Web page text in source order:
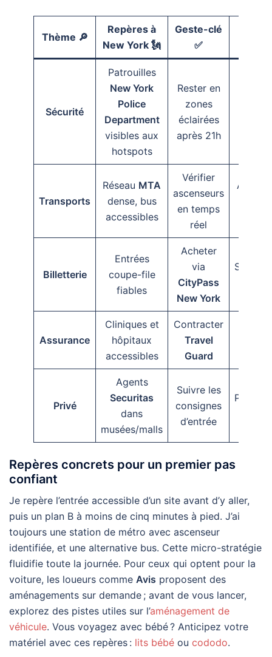
Thème 🔎
Repères à
New York 🗽
Geste-clé
✅
Sécurité
Patrouilles
New York
Police
Department
visibles aux
hotspots
Rester en
zones
éclairées
après 21h
Transports
Réseau MTA
dense, bus
accessibles
Vérifier
ascenseurs
en temps
réel
Apps
Billetterie
Entrées
coupe-file
fiables
Acheter
via
CityPass
New York
Sites
Assurance
Cliniques et
hôpitaux
accessibles
Contracter
Travel
Guard
Privé
Agents
Securitas
dans
musées/malls
Suivre les
consignes
d’entrée
Repères concrets pour un premier pas
confiant
Je repère l’entrée accessible d’un site avant d’y aller,
puis un plan B à moins de cinq minutes à pied. J’ai
toujours une station de métro avec ascenseur
identifiée, et une alternative bus. Cette micro-stratégie
fluidifie toute la journée. Pour ceux qui optent pour la
voiture, les loueurs comme Avis proposent des
aménagements sur demande ; avant de vous lancer,
explorez des pistes utiles sur l’aménagement de
véhicule. Vous voyagez avec bébé ? Anticipez votre
matériel avec ces repères : lits bébé ou cododo.